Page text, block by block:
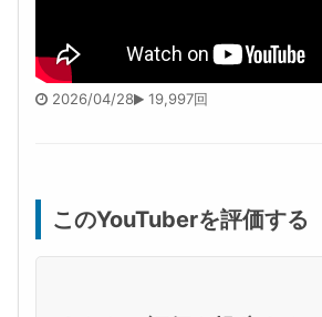
2026/04/28 19,997回
このYouTuberを評価する